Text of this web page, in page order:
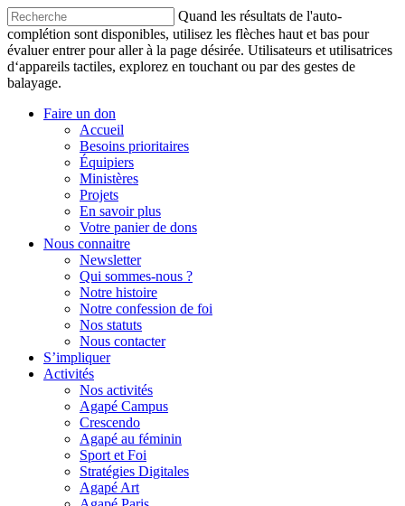
Quand les résultats de l'auto-
complétion sont disponibles, utilisez les flèches haut et bas pour
évaluer entrer pour aller à la page désirée. Utilisateurs et utilisatrices
d‘appareils tactiles, explorez en touchant ou par des gestes de
balayage.
Faire un don
Accueil
Besoins prioritaires
Équipiers
Ministères
Projets
En savoir plus
Votre panier de dons
Nous connaitre
Newsletter
Qui sommes-nous ?
Notre histoire
Notre confession de foi
Nos statuts
Nous contacter
S’impliquer
Activités
Nos activités
Agapé Campus
Crescendo
Agapé au féminin
Sport et Foi
Stratégies Digitales
Agapé Art